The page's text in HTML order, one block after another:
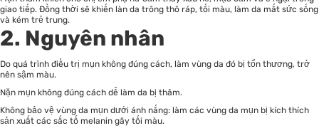
giao tiếp. Đồng thời sẽ khiến làn da trông thô ráp, tối màu, làm da mất sức sống
và kém trẻ trung.
2. Nguyên nhân
Do quá trình điều trị mụn không đúng cách, làm vùng da đó bị tổn thương, trở
nên sậm màu.
Nặn mụn không đúng cách dễ làm da bị thâm.
Không bảo vệ vùng da mụn dưới ánh nắng: làm các vùng da mụn bị kích thích
sản xuất các sắc tố melanin gây tối màu.